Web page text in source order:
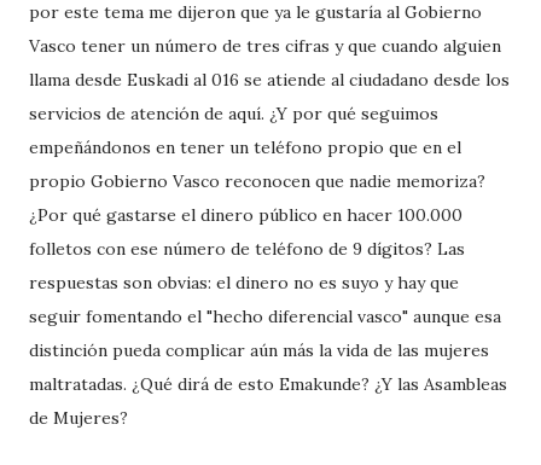
por este tema me dijeron que ya le gustaría al Gobierno
Vasco tener un número de tres cifras y que cuando alguien
llama desde Euskadi al 016 se atiende al ciudadano desde los
servicios de atención de aquí. ¿Y por qué seguimos
empeñándonos en tener un teléfono propio que en el
propio Gobierno Vasco reconocen que nadie memoriza?
¿Por qué gastarse el dinero público en hacer 100.000
folletos con ese número de teléfono de 9 dígitos? Las
respuestas son obvias: el dinero no es suyo y hay que
seguir fomentando el "hecho diferencial vasco" aunque esa
distinción pueda complicar aún más la vida de las mujeres
maltratadas. ¿Qué dirá de esto Emakunde? ¿Y las Asambleas
de Mujeres?